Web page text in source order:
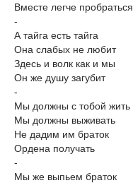
Вместе легче пробраться
-
А тайга есть тайга
Она слабых не любит
Здесь и волк как и мы
Он же душу загубит
-
Мы должны с тобой жить
Мы должны выживать
Не дадим им браток
Ордена получать
-
Мы же выпьем браток